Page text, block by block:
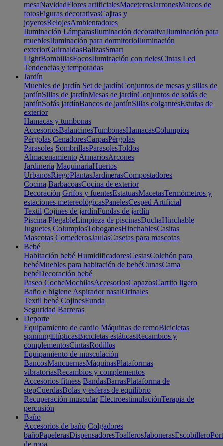
mesaNavidadFlores artificialesMaceterosJarronesMarcos de
fotosFiguras decorativasCajitas y
joyerosRelojesAmbientadores
Iluminación LámparasIluminación decorativaIluminación para
mueblesIluminación para dormitorioIluminación
exteriorGuirnaldasBalizasSmart
LightBombillasFocosIluminación con rielesCintas Led
Tendencias y temporadas
Jardín
Muebles de jardín Set de jardínConjuntos de mesas y sillas de
jardínSillas de jardínMesas de jardínConjuntos de sofás de
jardínSofás jardínBancos de jardínSillas colgantesEstufas de
exterior
Hamacas y tumbonas
AccesoriosBalancinesTumbonasHamacasColumpios
Pérgolas CenadoresCarpasPérgolas
Parasoles SombrillasParasolesToldos
Almacenamiento ArmariosArcones
Jardinería MaquinariaHuertos
UrbanosRiegoPlantasJardinerasCompostadores
Cocina BarbacoasCocina de exterior
Decoración Grifos y fuentesEstatuasMacetasTermómetros y
estaciones metereológicasPanelesCesped Artificial
Textil Cojines de jardínFundas de jardín
Piscina PlegableLimpieza de piscinasDuchaHinchable
Juguetes ColumpiosToboganesHinchablesCasitas
Mascotas ComederosJaulasCasetas para mascotas
Bebé
Habitación bebé HumidificadoresCestasColchón para
bebéMuebles para habitación de bebéCunasCama
bebéDecoración bebé
Paseo CocheMochilasAccesoriosCapazosCarrito ligero
Baño e higiene Aspirador nasalOrinales
Textil bebé CojinesFunda
Seguridad Barreras
Deporte
Equipamiento de cardio Máquinas de remoBicicletas
spinningElípticasBicicletas estáticasRecambios y
complementosCintasRodillos
Equipamiento de musculación
BancosMancuernasMáquinasPlataformas
vibratoriasRecambios y complementos
Accesorios fitness BandasBarrasPlataforma de
stepCuerdasBolas y esferas de equilibrio
Recuperación muscular ElectroestimulaciónTerapia de
percusión
Baño
Accesorios de baño Colgadores
bañoPapelerasDispensadoresToallerosJabonerasEscobillero
de ropa